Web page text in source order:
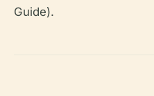
Guide).